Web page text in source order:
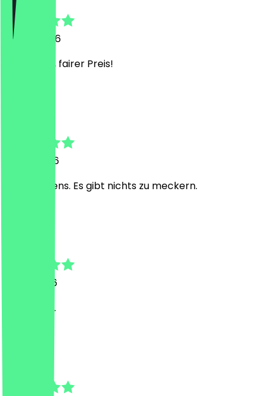
23. Juli 2026
Schmeckt, fairer Preis!
9. Juni 2026
Alles bestens. Es gibt nichts zu meckern.
8. Mai 2026
Schmeckt.